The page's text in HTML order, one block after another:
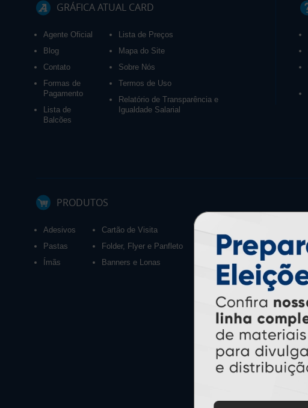
GRÁFICA ATUAL CARD
Agente Oficial
Blog
Contato
Formas de
Pagamento
Lista de
Balcões
Lista de Preços
Mapa do Site
Sobre Nós
Termos de Uso
Relatório de Transparência e
Igualdade Salarial
PRODUTOS
Adesivos
Pastas
Ímãs
Cartão de Visita
Folder, Flyer e Panfleto
Banners e Lonas